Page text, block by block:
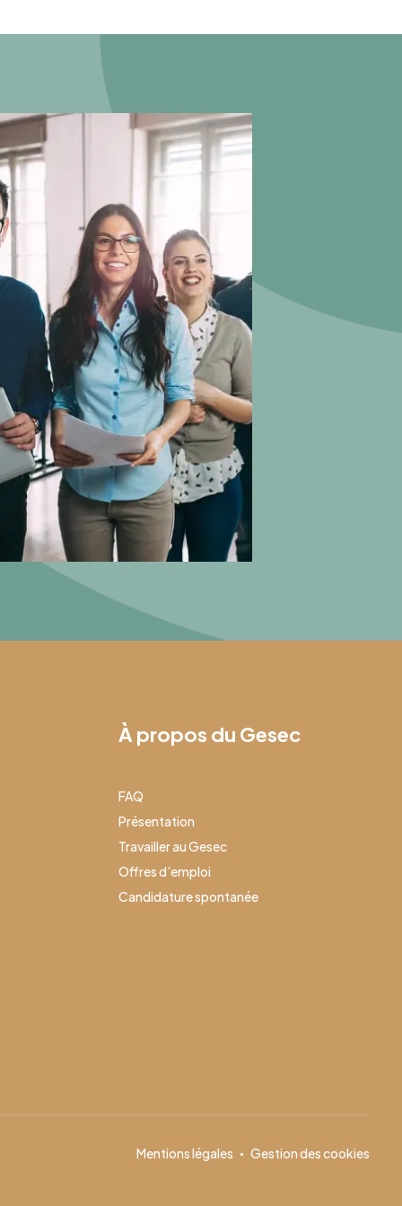
À propos du Gesec
FAQ
Présentation
Travailler au Gesec
Offres d’emploi
Candidature spontanée
Mentions légales Gestion des cookies